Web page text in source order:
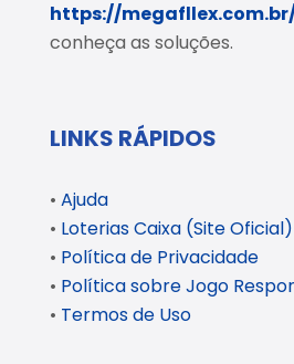
https://
conheça as soluções.
LINKS RÁPIDOS
• Ajuda
• Loterias Caixa (Site Oficial)
• Política de Privacidade
• Política sobre Jogo
• Termos de Uso